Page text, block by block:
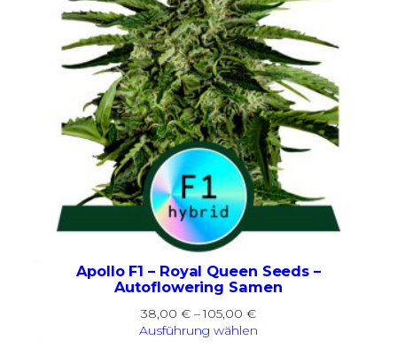
Apollo F1 – Royal Queen Seeds –
Autoflowering Samen
38,00 € –105,00 €Preisspanne:
38,00 €
Ausführung wählen